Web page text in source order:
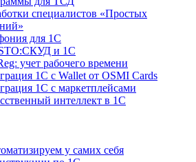
специалистов «Простых
для 1С
и 1С
учет рабочего времени
1С с Wallet от OSMI Cards
1С с маркетплейсами
интеллект в 1С
у самих себя